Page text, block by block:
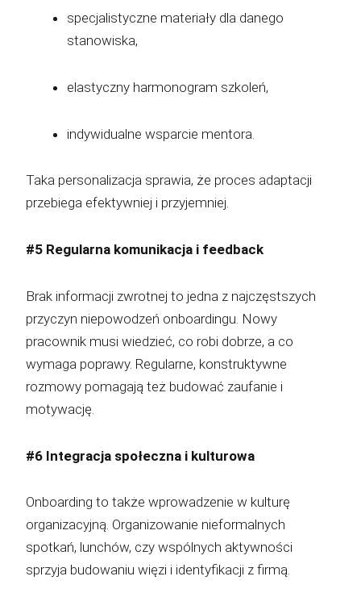
specjalistyczne materiały dla danego
stanowiska,
elastyczny harmonogram szkoleń,
indywidualne wsparcie mentora.
Taka personalizacja sprawia, że proces adaptacji
przebiega efektywniej i przyjemniej.
#5 Regularna komunikacja i feedback
Brak informacji zwrotnej to jedna z najczęstszych
przyczyn niepowodzeń onboardingu. Nowy
pracownik musi wiedzieć, co robi dobrze, a co
wymaga poprawy. Regularne, konstruktywne
rozmowy pomagają też budować zaufanie i
motywację.
#6 Integracja społeczna i kulturowa
Onboarding to także wprowadzenie w kulturę
organizacyjną. Organizowanie nieformalnych
spotkań, lunchów, czy wspólnych aktywności
sprzyja budowaniu więzi i identyfikacji z firmą.